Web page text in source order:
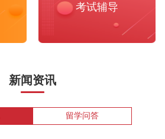
考试辅导
新闻资讯
留学问答